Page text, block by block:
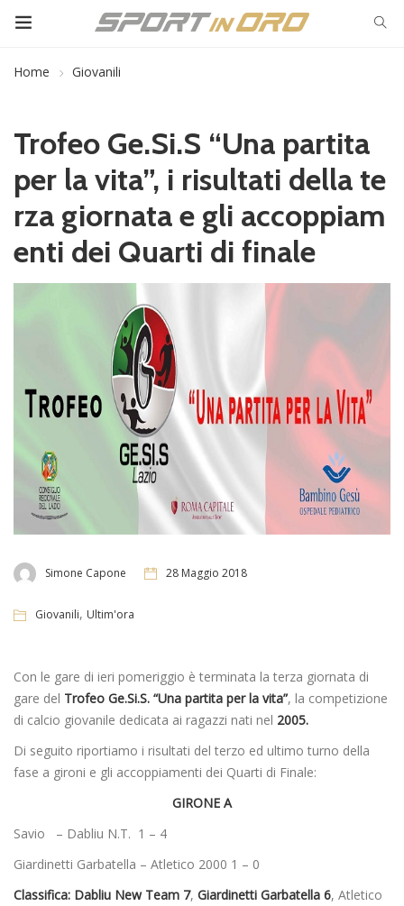
Home Giovanili
Trofeo Ge.Si.S “Una partita
per la vita”, i risultati della te
rza giornata e gli accoppiam
enti dei Quarti di finale
Simone Capone 28 Maggio 2018
Giovanili, Ultim'ora
Con le gare di ieri pomeriggio è terminata la terza giornata di
gare del Trofeo Ge.Si.S. “Una partita per la vita”, la competizione
di calcio giovanile dedicata ai ragazzi nati nel 2005.
Di seguito riportiamo i risultati del terzo ed ultimo turno della
fase a gironi e gli accoppiamenti dei Quarti di Finale:
GIRONE A
Savio – Dabliu N.T. 1 – 4
Giardinetti Garbatella – Atletico 2000 1 – 0
Classifica: Dabliu New Team 7, Giardinetti Garbatella 6, Atletico